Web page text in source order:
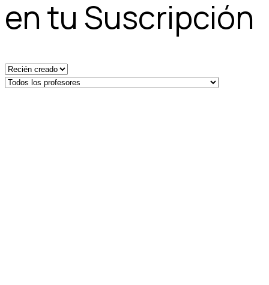
en tu Suscripción